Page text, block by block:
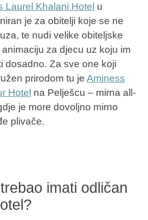
Laurel Khalani Hotel u
je za obitelji koje se ne
te nudi velike obiteljske
za djecu uz koju im
dosadno. Za sve one koji
prirodom tu je Aminess
Hotel na Pelješcu – mirna all-
je more dovoljno mirno
plivače.
imati odličan